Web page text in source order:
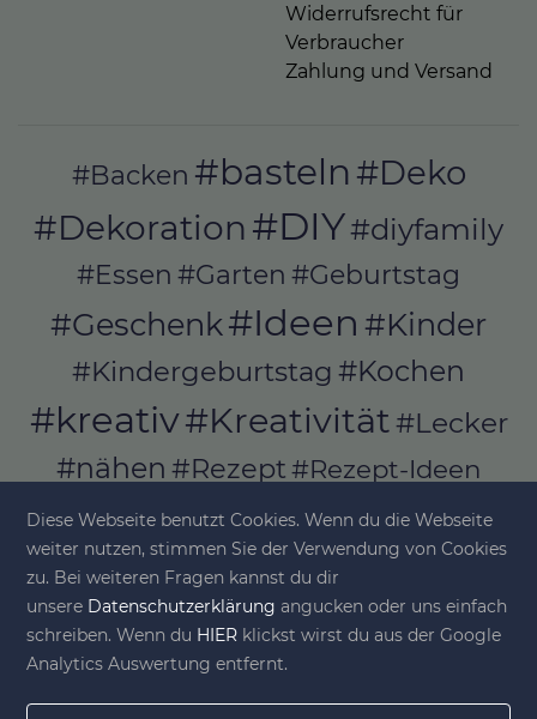
Widerrufsrecht für
Verbraucher
Zahlung und Versand
#Backen #basteln #Deko
#Dekoration #DIY#diyfamily
#Essen #Garten #Geburtstag
#Geschenk#Ideen #Kinder
#Kindergeburtstag #Kochen
#kreativ#Kreativität#Lecker
#nähen #Rezept#Rezept-Ideen
#Rezepte#selber_bauen
#selber_machen
#Selbermachen#selber_nähen
#Selfmade#Sommer
#Upcycling#Werkeln
Diese Webseite benutzt Cookies. Wenn du die Webseite
weiter nutzen, stimmen Sie der Verwendung von Cookies
zu. Bei weiteren Fragen kannst du dir
unsere Datenschutzerklärung angucken oder uns einfach
schreiben. Wenn du HIER klickst wirst du aus der Google
Analytics Auswertung entfernt.